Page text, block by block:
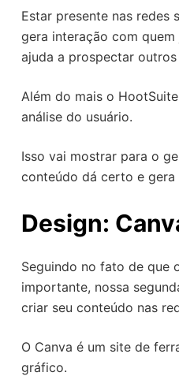
Estar presente nas redes
gera interação com
ajuda a prospectar
Além do mais o
análise do usuário.
Isso vai mostrar para o
conteúdo dá certo e gera
Design:
Seguindo no fato de que
importante, nossa
criar seu conteúdo nas
O Canva é um site de
gráfico.